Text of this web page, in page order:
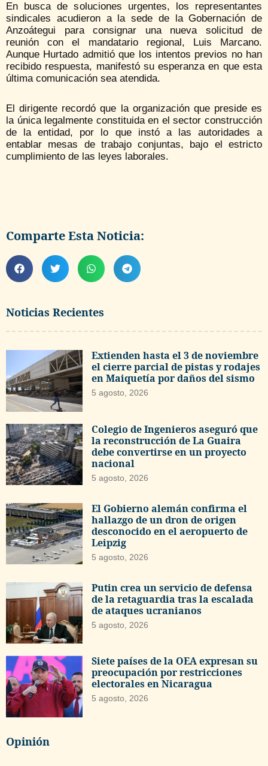
Noticias Recientes
Extienden hasta el 3 de noviembre
el cierre parcial de pistas y rodajes
en Maiquetía por daños del sismo
5 agosto, 2026
Colegio de Ingenieros aseguró que
la reconstrucción de La Guaira
debe convertirse en un proyecto
nacional
5 agosto, 2026
El Gobierno alemán confirma el
hallazgo de un dron de origen
desconocido en el aeropuerto de
Leipzig
5 agosto, 2026
Putin crea un servicio de defensa
de la retaguardia tras la escalada
de ataques ucranianos
5 agosto, 2026
Siete países de la OEA expresan su
preocupación por restricciones
electorales en Nicaragua
5 agosto, 2026
Opinión
En busca de soluciones urgentes, los representantes
sindicales acudieron a la sede de la Gobernación de
Anzoátegui para consignar una nueva solicitud de
reunión con el mandatario regional, Luis Marcano.
Aunque Hurtado admitió que los intentos previos no han
recibido respuesta, manifestó su esperanza en que esta
última comunicación sea atendida.
El dirigente recordó que la organización que preside es
la única legalmente constituida en el sector construcción
de la entidad, por lo que instó a las autoridades a
entablar mesas de trabajo conjuntas, bajo el estricto
cumplimiento de las leyes laborales.
Comparte Esta Noticia: